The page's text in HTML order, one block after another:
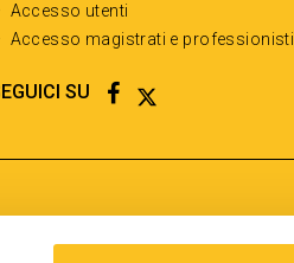
Accesso utenti
Accesso magistrati e professionisti
SU FACEBOOK
TWITTER